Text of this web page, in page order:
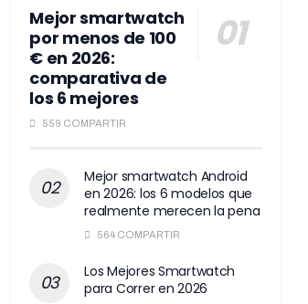
Mejor smartwatch
por menos de 100
€ en 2026:
comparativa de
los 6 mejores
559 COMPARTIR
Mejor smartwatch Android
en 2026: los 6 modelos que
realmente merecen la pena
564 COMPARTIR
Los Mejores Smartwatch
para Correr en 2026